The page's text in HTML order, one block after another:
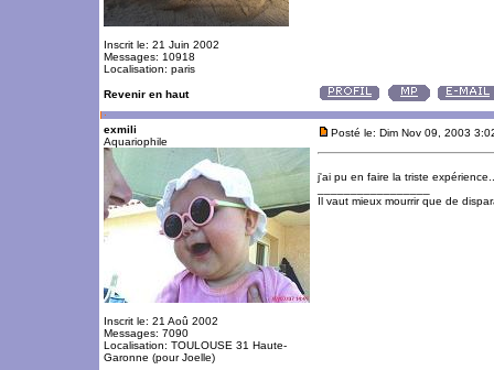
Inscrit le: 21 Juin 2002
Messages: 10918
Localisation: paris
Revenir en haut
exmili
Aquariophile
Inscrit le: 21 Aoû 2002
Messages: 7090
Localisation: TOULOUSE 31 Haute-
Garonne (pour Joelle)
Posté le: Dim Nov 09, 2003
j'ai pu en faire la triste
Il vaut mieux mourrir que de